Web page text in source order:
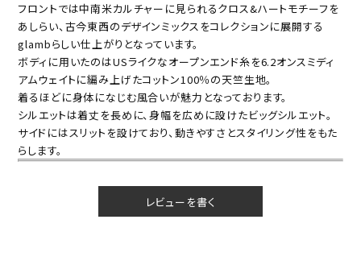
フロントでは中南米カルチャーに見られるクロス&ハートモチーフを
あしらい、古今東西のデザインミックスをコレクションに展開する
glambらしい仕上がりとなっています。
ボディに用いたのはUSライクなオープンエンド糸を6.2オンスミディ
アムウェイトに編み上げたコットン100％の天竺生地。
着るほどに身体になじむ風合いが魅力となっております。
シルエットは着丈を長めに、身幅を広めに設けたビッグシルエット。
サイドにはスリットを設けており、動きやすさとスタイリング性をもた
らします。
レビューを書く